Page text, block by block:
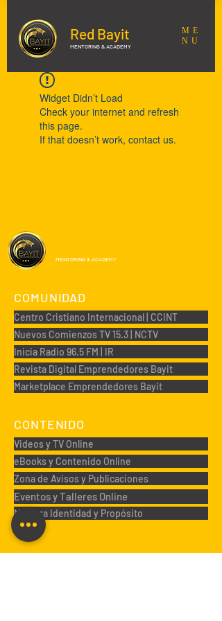
ME
NU
Red Bayit
MENTORING & ACADEMY
Widget Didn’t Load
Check your internet and refresh
this page.
If that doesn’t work, contact us.
MENTORING & ACADEMY
COMUNIDAD
Centro Cristiano Internacional | CCINT
Nuevos Comienzos TV 15.3 | NCTV
Inicia Radio 96.5 FM | IR
Revista Digital Emprendedores Bayit
Marketplace Emprendedores Bayit
CONTENIDO
Videos y TV Online
eBooks y Contenido Online
Zona de Avisos y Publicaciones
Eventos y Talleres Online
Nuestra Identidad y Propósito